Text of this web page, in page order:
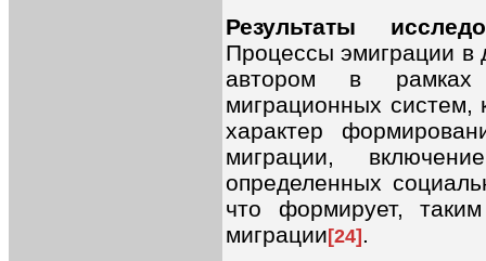
Результаты
Процессы эмиграции в
автором в рамках
миграционных систем,
характер
миграции,
определенных
что формирует,
миграции[24].